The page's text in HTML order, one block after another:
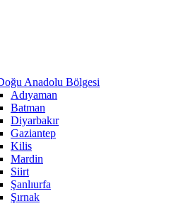
Anadolu Bölgesi
Adıyaman
Batman
Diyarbakır
Gaziantep
Kilis
Mardin
Siirt
Şanlıurfa
Şırnak